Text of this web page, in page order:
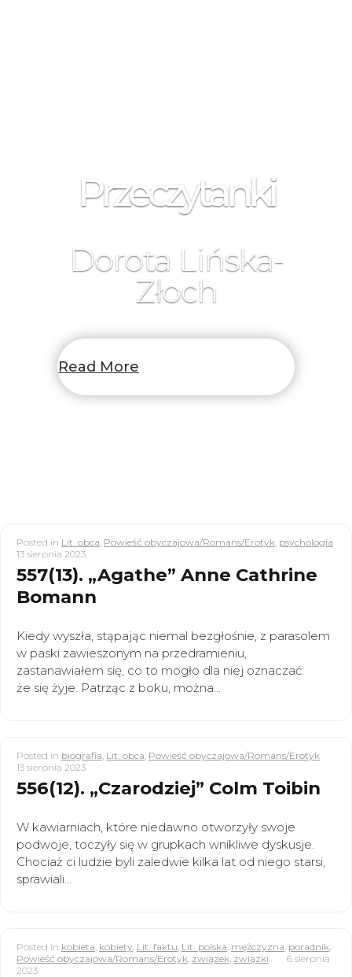
Przeczytanki
Dorota Lińska-
Złoch
Read More
Posted in Lit. obca, Powieść obyczajowa/Romans/Erotyk, psychologia
13 sierpnia 2023
557(13). „Agathe” Anne Cathrine
Bomann
Kiedy wyszła, stąpając niemal bezgłośnie, z parasolem
w paski zawieszonym na przedramieniu,
zastanawiałem się, co to mogło dla niej oznaczać:
że się żyje. Patrząc z boku, można…
Posted in biografia, Lit. obca, Powieść obyczajowa/Romans/Erotyk
13 sierpnia 2023
556(12). „Czarodziej” Colm Toibin
W kawiarniach, które niedawno otworzyły swoje
podwoje, toczyły się w grupkach wnikliwe dyskusje.
Chociaż ci ludzie byli zaledwie kilka lat od niego starsi,
sprawiali…
Posted in kobieta, kobiety, Lit. faktu, Lit. polska, mężczyzna, poradnik,
Powieść obyczajowa/Romans/Erotyk, związek, związki
6 sierpnia
2023